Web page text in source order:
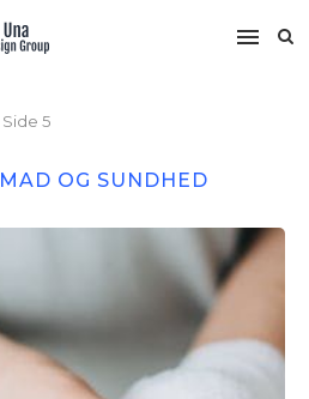
Side 5
MAD OG SUNDHED